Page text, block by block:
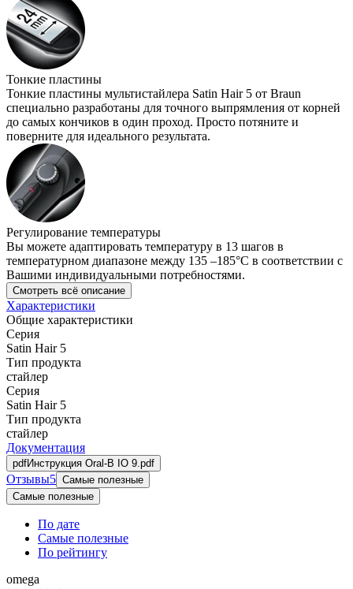
Тонкие пластины
Тонкие пластины мультистайлера Satin Hair 5 от Braun
специально разработаны для точного выпрямления от корней
до самых кончиков в один проход. Просто потяните и
поверните для идеального результата.
Регулирование температуры
Вы можете адаптировать температуру в 13 шагов в
температурном диапазоне между 135 –185°C в соответствии с
Вашими индивидуальными потребностями.
Смотреть всё описание
Характеристики
Общие характеристики
Серия
Satin Hair 5
Тип продукта
стайлер
Серия
Satin Hair 5
Тип продукта
стайлер
Документация
pdfИнструкция Oral-B IO 9.pdf
Отзывы5 Самые полезные
Самые полезные
По дате
Самые полезные
По рейтингу
omega